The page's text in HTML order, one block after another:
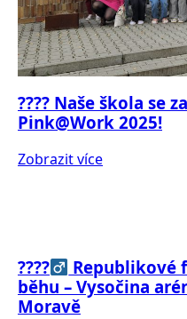
???? Naše škola se
Pink@Work 2025!
Zobrazit více
????‍
Republikové
běhu – Vysočina
Moravě